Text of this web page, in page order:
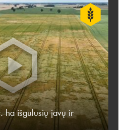
ha išgulusių javų ir